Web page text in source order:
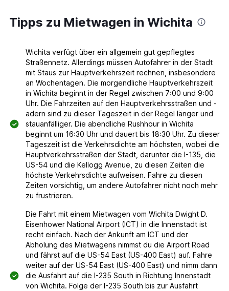
has
axis
displaying
values.
Range:
Tipps zu Mietwagen in Wichita
Wichita verfügt über ein allgemein gut gepflegtes
Straßennetz. Allerdings müssen Autofahrer in der Stadt
mit Staus zur Hauptverkehrszeit rechnen, insbesondere
an Wochentagen. Die morgendliche Hauptverkehrszeit
in Wichita beginnt in der Regel zwischen 7:00 und 9:00
Uhr. Die Fahrzeiten auf den Hauptverkehrsstraßen und -
adern sind zu dieser Tageszeit in der Regel länger und
stauanfälliger. Die abendliche Rushhour in Wichita
beginnt um 16:30 Uhr und dauert bis 18:30 Uhr. Zu dieser
Tageszeit ist die Verkehrsdichte am höchsten, wobei die
Hauptverkehrsstraßen der Stadt, darunter die I-135, die
US-54 und die Kellogg Avenue, zu diesen Zeiten die
höchste Verkehrsdichte aufweisen. Fahre zu diesen
Zeiten vorsichtig, um andere Autofahrer nicht noch mehr
zu frustrieren.
Die Fahrt mit einem Mietwagen vom Wichita Dwight D.
Eisenhower National Airport (ICT) in die Innenstadt ist
recht einfach. Nach der Ankunft am ICT und der
Abholung des Mietwagens nimmst du die Airport Road
und fährst auf die US-54 East (US-400 East) auf. Fahre
weiter auf der US-54 East (US-400 East) und nimm dann
die Ausfahrt auf die I-235 South in Richtung Innenstadt
von Wichita. Folge der I-235 South bis zur Ausfahrt